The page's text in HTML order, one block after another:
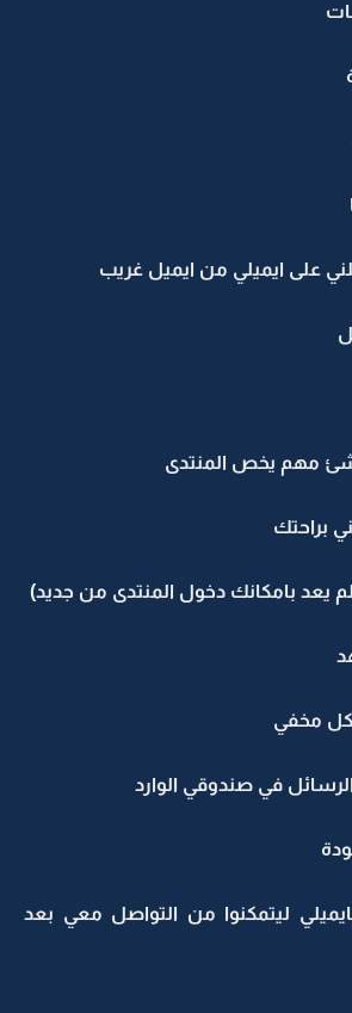
على ايميلي من ايميل غريب
مهم يخص المنتدى
براحتك
يعد بامكانك دخول المنتدى من جديد)
مخفي
في صندوقي الوارد
ليتمكنوا من التواصل معي بعد